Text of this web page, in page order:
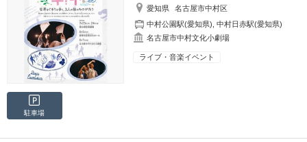
愛知県
名古屋市中村区
中村公園駅(愛知県) ,中村日赤駅(愛知県)
名古屋市中村文化小劇場
ライブ・音楽イベント
駐車場